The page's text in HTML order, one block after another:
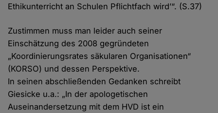
Ethikunterricht an Schulen Pflichtfach wird’“. (S.37)
Zustimmen muss man leider auch seiner
Einschätzung des 2008 gegründeten
„Koordinierungsrates säkularen Organisationen“
(KORSO) und dessen Perspektive.
In seinen abschließenden Gedanken schreibt
Giesicke u.a.: „In der apologetischen
Auseinandersetzung mit dem HVD ist ein